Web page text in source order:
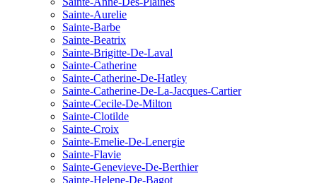
Sainte-Aurelie
Sainte-Barbe
Sainte-Beatrix
Sainte-Brigitte-De-Laval
Sainte-Catherine
Sainte-Catherine-De-Hatley
Sainte-Catherine-De-La-Jacques-Cartier
Sainte-Cecile-De-Milton
Sainte-Clotilde
Sainte-Croix
Sainte-Emelie-De-Lenergie
Sainte-Flavie
Sainte-Genevieve-De-Berthier
Sainte-Helene-De-Bagot